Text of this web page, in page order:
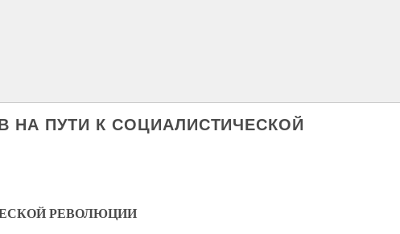
НА ПУТИ К СОЦИАЛИСТИЧЕСКОЙ
РЕВОЛЮЦИИ